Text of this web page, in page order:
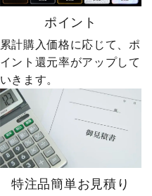
ポイント
累計購入価格に応じて、ポ
イント還元率がアップして
いきます。
特注品簡単お見積り